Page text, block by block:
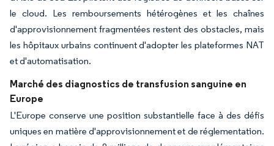
le cloud. Les remboursements hétérogènes et les chaînes
d'approvisionnement fragmentées restent des obstacles, mais
les hôpitaux urbains continuent d'adopter les plateformes NAT
et d'automatisation.
Marché des diagnostics de transfusion sanguine en
Europe
L'Europe conserve une position substantielle face à des défis
uniques en matière d'approvisionnement et de réglementation.